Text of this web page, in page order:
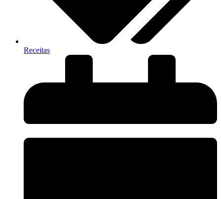
Receitas